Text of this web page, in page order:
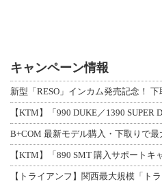
キャンペーン情報
【KTM】「990 DUKE／1390 SUPER
【KTM】「890 SMT 購入サポート